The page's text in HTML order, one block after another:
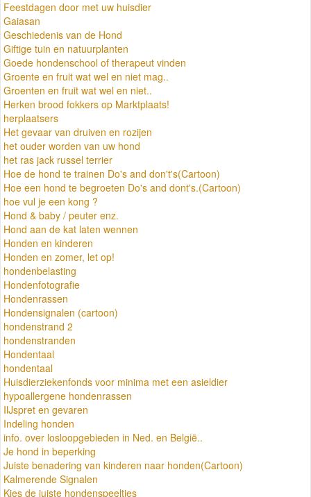
Feestdagen door met uw huisdier
Gaiasan
Geschiedenis van de Hond
Giftige tuin en natuurplanten
Goede hondenschool of therapeut vinden
Groente en fruit wat wel en niet mag..
Groenten en fruit wat wel en niet..
Herken brood fokkers op Marktplaats!
herplaatsers
Het gevaar van druiven en rozijen
het ouder worden van uw hond
het ras jack russel terrier
Hoe de hond te trainen Do's and don't's(Cartoon)
Hoe een hond te begroeten Do's and dont's.(Cartoon)
hoe vul je een kong ?
Hond & baby / peuter enz.
Hond aan de kat laten wennen
Honden en kinderen
Honden en zomer, let op!
hondenbelasting
Hondenfotografie
Hondenrassen
Hondensignalen (cartoon)
hondenstrand 2
hondenstranden
Hondentaal
hondentaal
Huisdierziekenfonds voor minima met een asieldier
hypoallergene hondenrassen
IIJspret en gevaren
Indeling honden
info. over losloopgebieden in Ned. en België..
Je hond in beperking
Juiste benadering van kinderen naar honden(Cartoon)
Kalmerende Signalen
Kies de juiste hondenspeeltjes